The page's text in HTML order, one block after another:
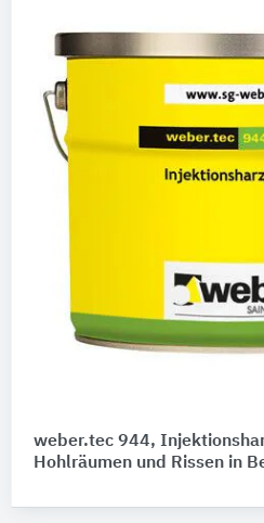
weber.tec 944,
Hohlräumen und Rissen in